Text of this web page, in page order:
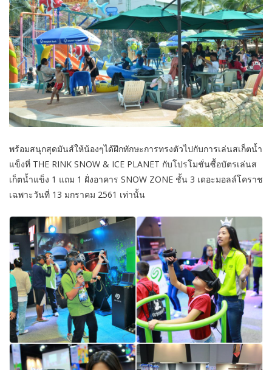
พร้อมสนุกสุดมันส์ให้น้องๆได้ฝึกทักษะการทรงตัวไปกับการเล่นสเก็ตน้ำ
แข็งที่ THE RINK SNOW & ICE PLANET กับโปรโมชั่นซื้อบัตรเล่นส
เก็ตน้ำแข็ง 1 แถม 1 ฝั่งอาคาร SNOW ZONE ชั้น 3 เดอะมอลล์โคราช
เฉพาะวันที่ 13 มกราคม 2561 เท่านั้น